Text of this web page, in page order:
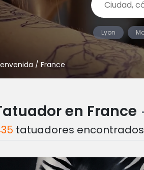
Lyon
/ France
en France
tatuadores encontrados